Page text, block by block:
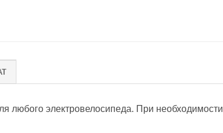
любого электровелосипеда. При необходимости